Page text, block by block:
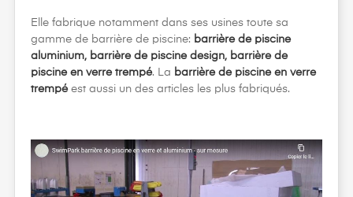
Elle fabrique notamment dans ses usines toute sa
gamme de barrière de piscine: barrière de piscine
aluminium, barrière de piscine design, barrière de
piscine en verre trempé. La barrière de piscine en verre
trempéest aussi un des articles les plus fabriqués.